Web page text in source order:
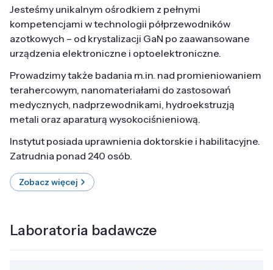
Jesteśmy unikalnym ośrodkiem z pełnymi
kompetencjami w technologii półprzewodników
azotkowych – od krystalizacji GaN po zaawansowane
urządzenia elektroniczne i optoelektroniczne.
Prowadzimy także badania m.in. nad promieniowaniem
terahercowym, nanomateriałami do zastosowań
medycznych, nadprzewodnikami, hydroekstruzją
metali oraz aparaturą wysokociśnieniową.
Instytut posiada uprawnienia doktorskie i habilitacyjne.
Zatrudnia ponad 240 osób.
Zobacz więcej
Laboratoria badawcze